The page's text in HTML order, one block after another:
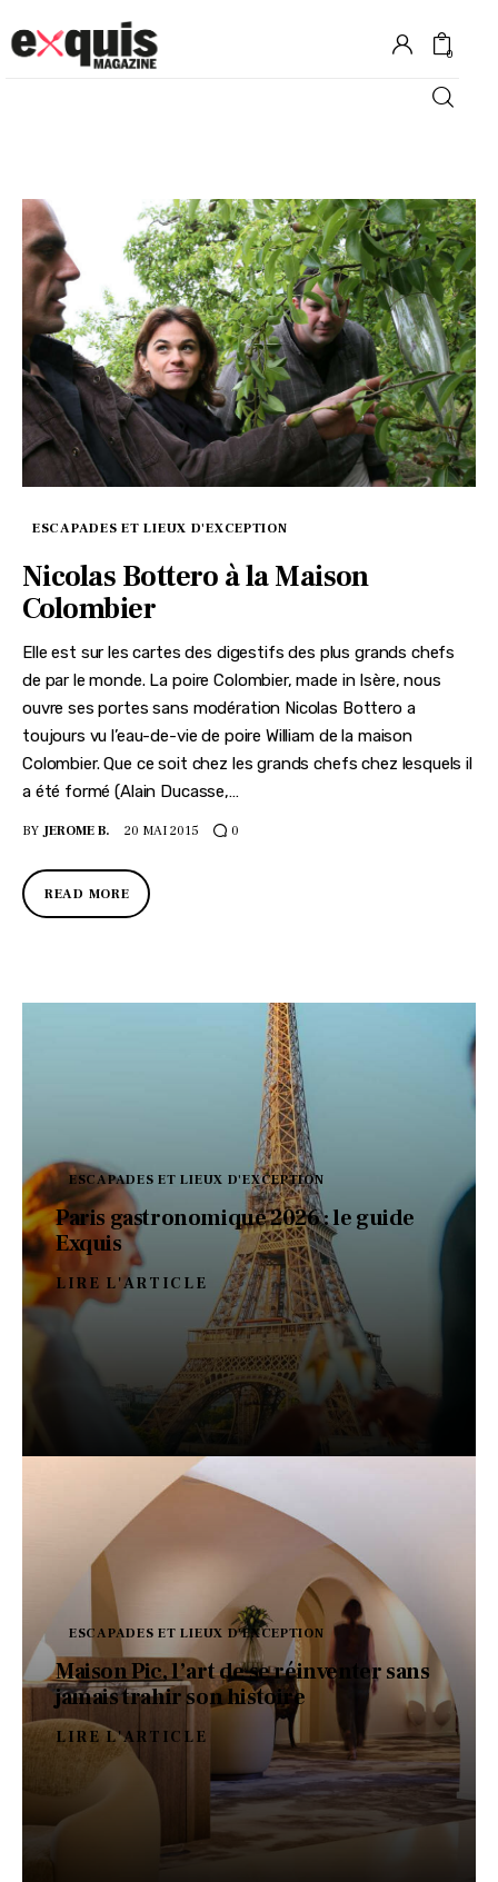
0
Gastronomie
Recettes
Shopping
Évènements
ESCAPADES ET LIEUX D'EXCEPTION
Nicolas Bottero à la Maison
Colombier
Elle est sur les cartes des digestifs des plus grands chefs
de par le monde. La poire Colombier, made in Isère, nous
ouvre ses portes sans modération Nicolas Bottero a
toujours vu l’eau-de-vie de poire William de la maison
Colombier. Que ce soit chez les grands chefs chez lesquels il
a été formé (Alain Ducasse,…
BY JEROME B. 20 MAI 2015 0
READ MORE
ESCAPADES ET LIEUX D'EXCEPTION
Paris gastronomique 2026 : le guide
Exquis
LIRE L'ARTICLE
ESCAPADES ET LIEUX D'EXCEPTION
Maison Pic, l’art de se réinventer sans
jamais trahir son histoire
LIRE L'ARTICLE